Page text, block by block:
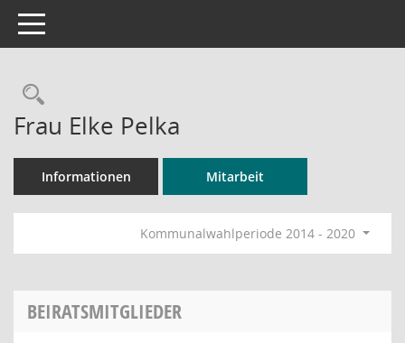
Toggle navigation
Rechercheauswahl
Frau Elke Pelka
Informationen Mitarbeit
Kommunalwahlperiode 2014 - 2020
BEIRATSMITGLIEDER